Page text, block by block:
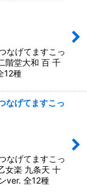
なげてますこっ
階堂大和 百 千
12種
なげてますこっ
なげてますこっ
女楽 九条天 十
ver. 全12種